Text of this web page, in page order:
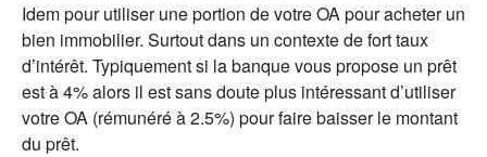
Idem pour utiliser une portion de votre OA pour acheter un
bien immobilier. Surtout dans un contexte de fort taux
d’intérêt. Typiquement si la banque vous propose un prêt
est à 4% alors il est sans doute plus intéressant d’utiliser
votre OA (rémunéré à 2.5%) pour faire baisser le montant
du prêt.